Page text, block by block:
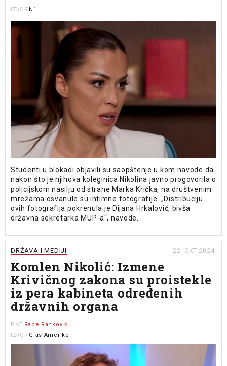
IZVOR N1
Studenti u blokadi objavili su saopštenje u kom navode da
nakon što je njihova koleginica Nikolina javno progovorila o
policijskom nasilju od strane Marka Krička, na društvenim
mrežama osvanule su intimne fotografije. „Distribuciju
ovih fotografija pokrenula je Dijana Hrkalović, bivša
državna sekretarka MUP-a“, navode.
DRŽAVA I MEDIJI 22. OKT 2024.
Komlen Nikolić: Izmene
Krivičnog zakona su proistekle
iz pera kabineta određenih
državnih organa
PIŠE Rade Ranković
IZVOR Glas Amerike